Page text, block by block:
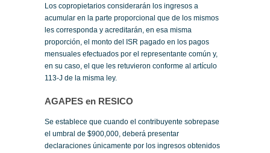
Los copropietarios considerarán los ingresos a
acumular en la parte proporcional que de los mismos
les corresponda y acreditarán, en esa misma
proporción, el monto del ISR pagado en los pagos
mensuales efectuados por el representante común y,
en su caso, el que les retuvieron conforme al artículo
113-J de la misma ley.
AGAPES en RESICO
Se establece que cuando el contribuyente sobrepase
el umbral de $900,000, deberá presentar
declaraciones únicamente por los ingresos obtenidos